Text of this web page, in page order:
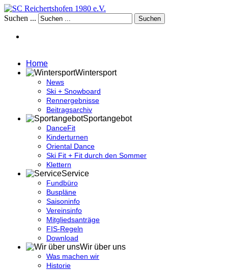
Suchen ... Suchen
Home
Wintersport
News
Ski + Snowboard
Rennergebnisse
Beitragsarchiv
Sportangebot
DanceFit
Kinderturnen
Oriental Dance
Ski Fit + Fit durch den Sommer
Klettern
Service
Fundbüro
Buspläne
Saisoninfo
Vereinsinfo
Mitgliedsanträge
FIS-Regeln
Download
Wir über uns
Was machen wir
Historie